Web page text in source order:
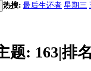
热搜: 最后生还者 星期三
题: 163|排